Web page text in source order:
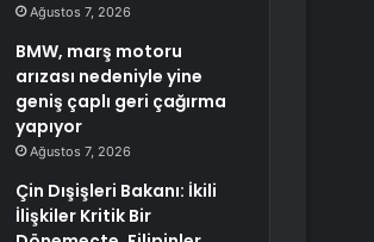
Ağustos 7, 2026
BMW, marş motoru
arızası nedeniyle yine
geniş çaplı geri çağırma
yapıyor
Ağustos 7, 2026
Çin Dışişleri Bakanı: İkili
İlişkiler Kritik Bir